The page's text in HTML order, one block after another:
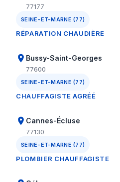
77177
SEINE-ET-MARNE (77)
RÉPARATION CHAUDIÈRE
Bussy-Saint-Georges
77600
SEINE-ET-MARNE (77)
CHAUFFAGISTE AGRÉÉ
Cannes-Écluse
77130
SEINE-ET-MARNE (77)
PLOMBIER CHAUFFAGISTE